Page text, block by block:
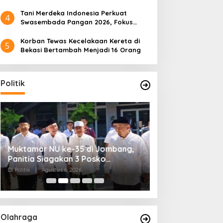
4
Tani Merdeka Indonesia Perkuat
Swasembada Pangan 2026, Fokus
5
Korban Tewas Kecelakaan Kereta di
Bekasi Bertambah Menjadi 16 Orang
Politik
Muktamar NU ke-35 di Jombang,
Panitia Siagakan 3 Posko
Kesehatan 24 Jam
Di Politik | Agustus 6, 2026
Olahraga